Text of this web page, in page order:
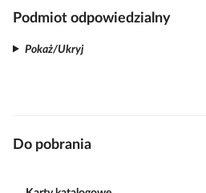
Podmiot odpowiedzialny
Pokaż/Ukryj
Do pobrania